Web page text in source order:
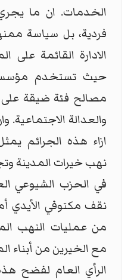
الخدمات. ان ما
فردية، بل سياسة
الادارة القائمة على
حيث تستخدم
مصالح فئة ضيقة
والعدالة الاجتماعية.
ازاء هذه الجرائم
نهب خيرات المدينة
في الحزب الشيوعي
نقف مكتوفي الأيدي
من عمليات النهب
مع الخيرين من أبناء
الرأي العام لفضح